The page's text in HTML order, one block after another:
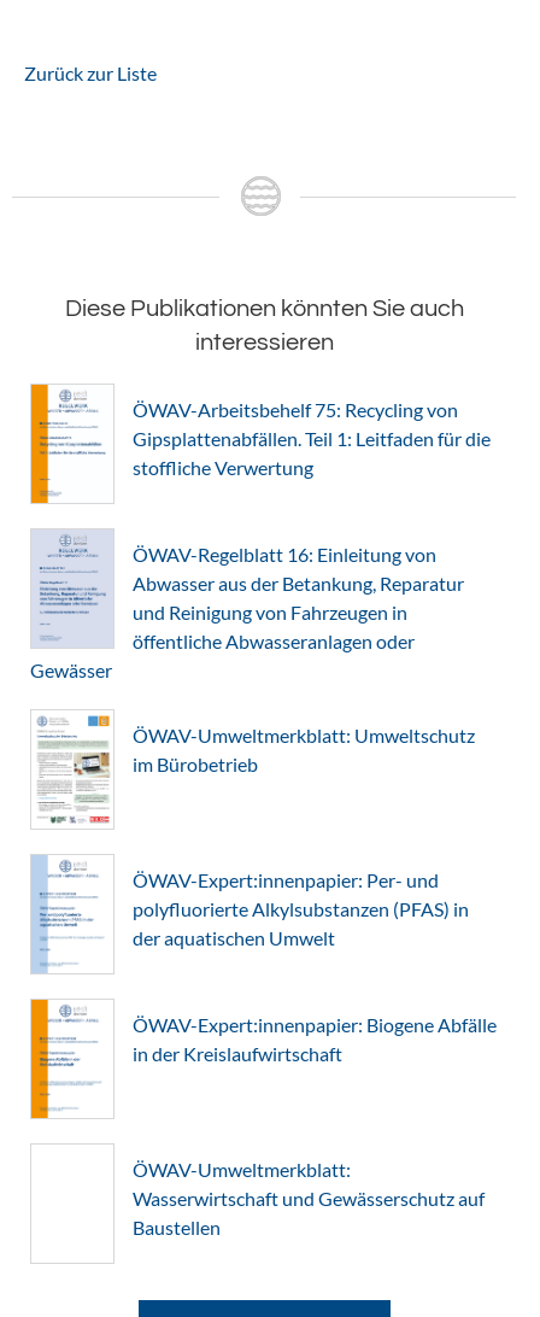
Zurück zur Liste
Diese Publikationen könnten Sie auch
interessieren
ÖWAV-Arbeitsbehelf 75: Recycling von
Gipsplattenabfällen. Teil 1: Leitfaden für die
stoffliche Verwertung
ÖWAV-Regelblatt 16: Einleitung von
Abwasser aus der Betankung, Reparatur
und Reinigung von Fahrzeugen in
öffentliche Abwasseranlagen oder
Gewässer
ÖWAV-Umweltmerkblatt: Umweltschutz
im Bürobetrieb
ÖWAV-Expert:innenpapier: Per- und
polyfluorierte Alkylsubstanzen (PFAS) in
der aquatischen Umwelt
ÖWAV-Expert:innenpapier: Biogene Abfälle
in der Kreislaufwirtschaft
ÖWAV-Umweltmerkblatt:
Wasserwirtschaft und Gewässerschutz auf
Baustellen